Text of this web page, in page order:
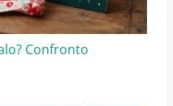
Confronto